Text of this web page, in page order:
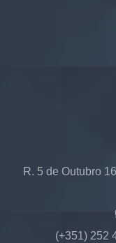
R. 5 de Outubro
(+351) 252